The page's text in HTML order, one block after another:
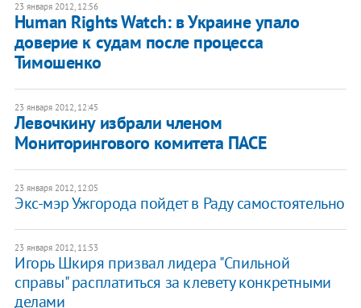
23 января 2012, 12:56
Human Rights Watch: в Украине упало
доверие к судам после процесса
Тимошенко
23 января 2012, 12:45
​Левочкину избрали членом
Мониторингового комитета ПАСЕ
23 января 2012, 12:05
​Экс-мэр Ужгорода пойдет в Раду самостоятельно
23 января 2012, 11:53
Игорь Шкиря призвал лидера "Спильной
справы" расплатиться за клевету конкретными
делами